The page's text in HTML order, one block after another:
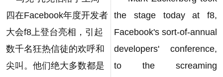
四在Facebook年度开发者
大会f8上登台亮相，引起
数千名狂热信徒的欢呼和
尖叫。他们绝大多数都是
the stage today at f8,
Facebook's sort-of-annual
developers' conference,
to the screaming